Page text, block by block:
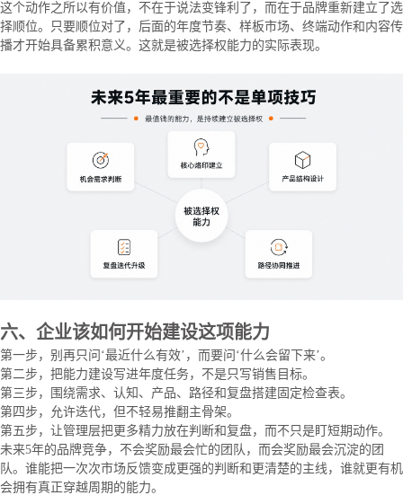
这个动作之所以有价值，不在于说法变锋利了，而在于品牌重新建立了选
择顺位。只要顺位对了，后面的年度节奏、样板市场、终端动作和内容传
播才开始具备累积意义。这就是被选择权能力的实际表现。
六、企业该如何开始建设这项能力
第一步，别再只问‘最近什么有效’，而要问‘什么会留下来’。
第二步，把能力建设写进年度任务，不是只写销售目标。
第三步，围绕需求、认知、产品、路径和复盘搭建固定检查表。
第四步，允许迭代，但不轻易推翻主骨架。
第五步，让管理层把更多精力放在判断和复盘，而不只是盯短期动作。
未来5年的品牌竞争，不会奖励最会忙的团队，而会奖励最会沉淀的团
队。谁能把一次次市场反馈变成更强的判断和更清楚的主线，谁就更有机
会拥有真正穿越周期的能力。